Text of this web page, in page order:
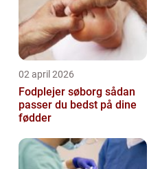
02 april 2026
Fodplejer søborg sådan
passer du bedst på dine
fødder